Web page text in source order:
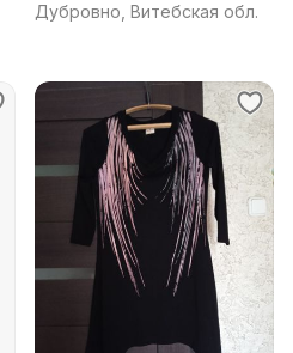
Дубровно, Витебская обл.